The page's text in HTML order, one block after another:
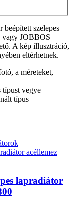
szelepes
vagy JOBBOS
A kép illusztráció,
eltérhetnek.
a méreteket,
típust vegye
típus
lapradiátor